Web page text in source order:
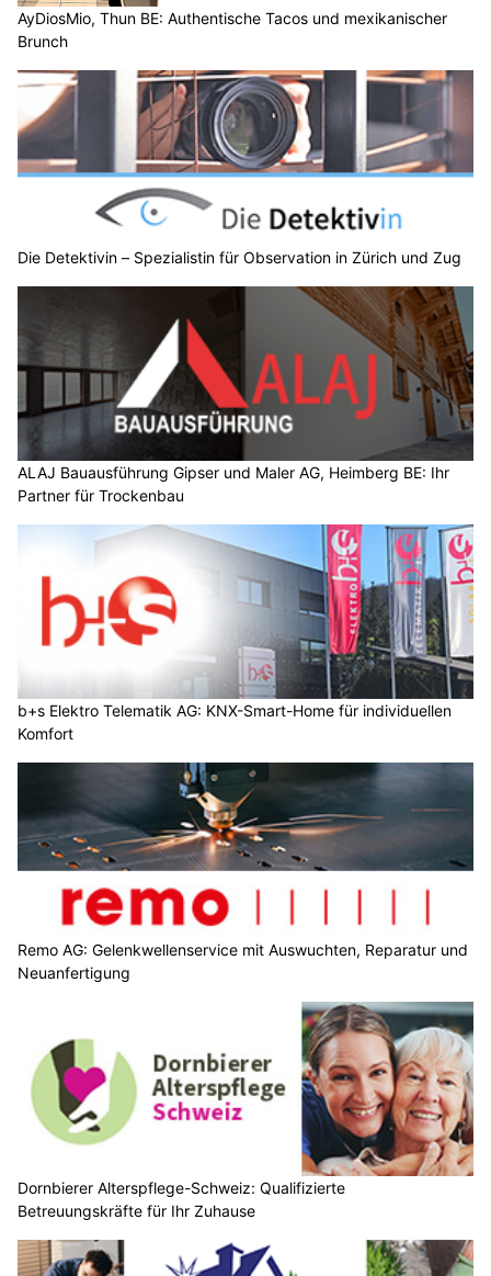
AyDiosMio, Thun BE: Authentische Tacos und mexikanischer
Brunch
Die Detektivin – Spezialistin für Observation in Zürich und Zug
ALAJ Bauausführung Gipser und Maler AG, Heimberg BE: Ihr
Partner für Trockenbau
b+s Elektro Telematik AG: KNX-Smart-Home für individuellen
Komfort
Remo AG: Gelenkwellenservice mit Auswuchten, Reparatur und
Neuanfertigung
Dornbierer Alterspflege-Schweiz: Qualifizierte
Betreuungskräfte für Ihr Zuhause